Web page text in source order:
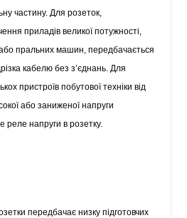
частину. Для розеток,
приладів великої потужності,
пральних машин, передбачається
кабелю без з’єднань. Для
пристроїв побутової техніки від
або заниженої напруги
реле напруги в розетку.
передбачає низку підготовчих